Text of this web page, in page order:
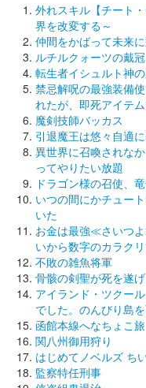
外れスキル【チート
界を改変する～
仲間をかばって未来
ルチルクォーツの戴冠
転生者イシュルト神
禁忌解呪の最強装備
れたが、即死アイテ
魔剣技師バッカス
引退魔王は悠々自適
異世界に召喚されな
ってやりたい放題
ドラゴン様の召使、
いつの間にかチュー
いた
お金は最強≪さいつ
いから数字のカラク
不敗の雑魚将軍
骨骸の剣聖が死を遂
アイランド・ツクー
でした。のんびり島
函館本線へなちょこ旅
関八州御用狩り
はじめてノベルズ ち
監察特任刑事